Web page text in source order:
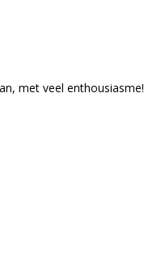
met veel enthousiasme!